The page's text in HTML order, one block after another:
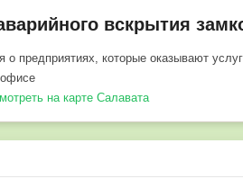
вскрытия
о предприятиях, которые оказывают
на карте Салавата